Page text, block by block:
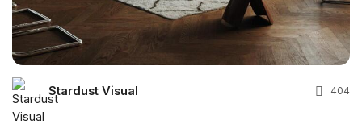
Stardust Visual 404